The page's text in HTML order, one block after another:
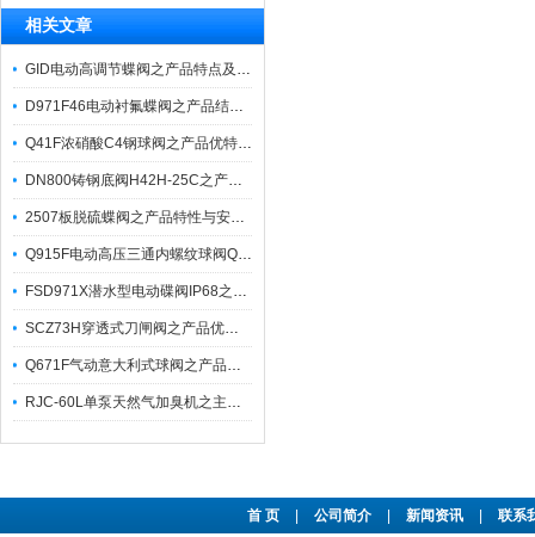
相关文章
GID电动高调节蝶阀之产品特点及应用
D971F46电动衬氟蝶阀之产品结构特点与性能参数应用
Q41F浓硝酸C4钢球阀之产品优特点演化应用进程
DN800铸钢底阀H42H-25C之产品特性与应用
2507板脱硫蝶阀之产品特性与安装注意事项
Q915F电动高压三通内螺纹球阀Q914F之产品功能与应用
FSD971X潜水型电动碟阀IP68之产品性能特点与用途
SCZ73H穿透式刀闸阀之产品优点及特性应用
Q671F气动意大利式球阀之产品特点及其附件选项
RJC-60L单泵天然气加臭机之主要技术特点与工艺流程
首 页 公司简介 新闻资讯 联系